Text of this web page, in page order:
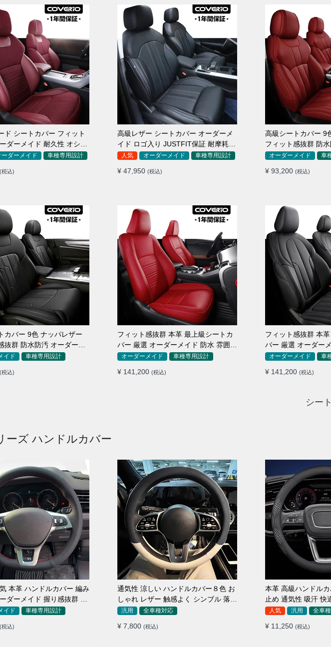
ド シートカバー フィット
ダーメイド 耐久性 オシャ
ト
ーダーメイド 車種専用設計
(税込)
高級レザー シートカバー オーダーメ
イド ロゴ入り JUSTFIT保証 耐摩耗性
全席セット
人気 オーダーメイド 車種専用設計
¥ 47,950 (税込)
高級シートカバー 9
フィット感抜群 防
イド 全席セット
オーダーメイド 車
¥ 93,200 (税込)
カバー 9色 ナッパレザー
抜群 防水防汚 オーダーメ
ット
イド 車種専用設計
(税込)
フィット感抜群 本革 最上級シートカ
バー 厳選 オーダーメイド 防水 雰囲気
全席セット
オーダーメイド 車種専用設計
¥ 141,200 (税込)
フィット感抜群 本
バー 厳選 オーダー
全席セット
オーダーメイド 車
¥ 141,200 (税込)
シー
ーズ ハンドルカバー
本革 ハンドルカバー 編み
ダーメイド 握り感抜群 操
イド 車種専用設計
(税込)
通気性 涼しい ハンドルカバー８色 お
しゃれ レザー 触感よく シンブル 落ち
着いた気品 35~40CM
汎用 全車種対応
¥ 7,800 (税込)
本革 高級ハンドル
止め 通気性 吸汗 快
用 35~40CM
人気 汎用 全車
¥ 11,250 (税込)